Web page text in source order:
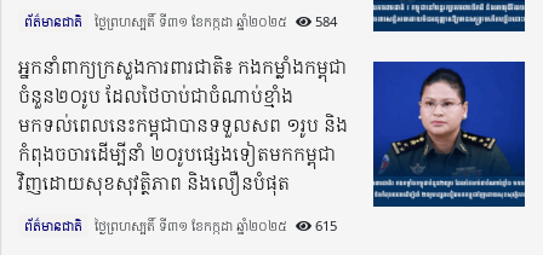
ព័ត៌មានជាតិ ថ្ងៃព្រហស្បតិ៍ ទី៣១ ខែកក្កដា ឆ្នាំ២០២៥​ 584
អ្នកនាំពាក្យក្រសួងការពារជាតិ៖ កងកម្លាំងកម្ពុជា
ចំនួន២០រូប ដែលថៃចាប់ជាចំណាប់ខ្មាំង
មកទល់ពេលនេះកម្ពុជាបានទទួលសព ១រូប និង
កំពុងចចារដើម្បីនាំ ២០រូបផ្សេងទៀតមកកម្ពុជា
វិញដោយសុខសុវត្ថិភាព និងលឿនបំផុត
ព័ត៌មានជាតិ ថ្ងៃព្រហស្បតិ៍ ទី៣១ ខែកក្កដា ឆ្នាំ២០២៥​ 615